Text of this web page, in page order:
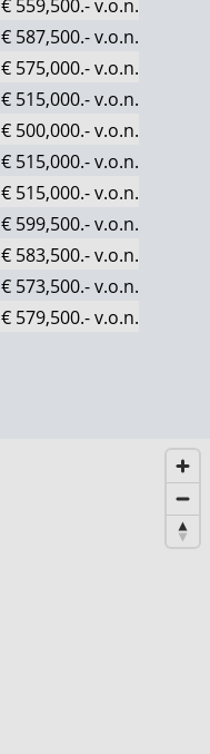
€ 559,500.-v.o.n.
€ 587,500.-v.o.n.
€ 575,000.-v.o.n.
€ 515,000.-v.o.n.
€ 500,000.-v.o.n.
€ 515,000.-v.o.n.
€ 515,000.-v.o.n.
€ 599,500.-v.o.n.
€ 583,500.-v.o.n.
€ 573,500.-v.o.n.
€ 579,500.-v.o.n.